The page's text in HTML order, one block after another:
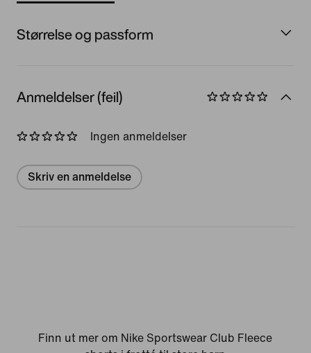
Størrelse og passform
Anmeldelser (feil)
Ingen anmeldelser
Skriv en anmeldelse
Finn ut mer om Nike Sportswear Club Fleece